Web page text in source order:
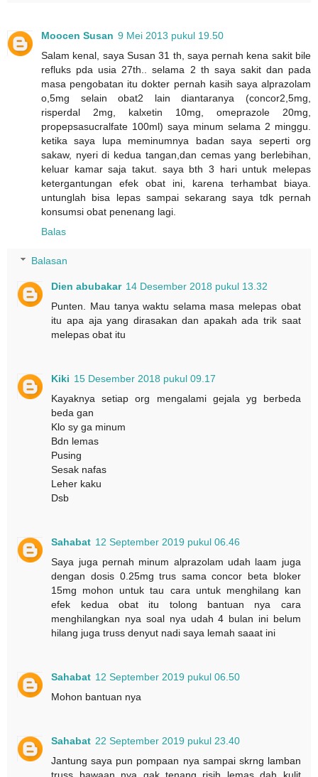
Moocen Susan 9 Mei 2013 pukul 19.50
Salam kenal, saya Susan 31 th, saya pernah kena sakit bile
refluks pda usia 27th.. selama 2 th saya sakit dan pada
masa pengobatan itu dokter pernah kasih saya alprazolam
o,5mg selain obat2 lain diantaranya (concor2,5mg,
risperdal 2mg, kalxetin 10mg, omeprazole 20mg,
propepsasucralfate 100ml) saya minum selama 2 minggu.
ketika saya lupa meminumnya badan saya seperti org
sakaw, nyeri di kedua tangan,dan cemas yang berlebihan,
keluar kamar saja takut. saya bth 3 hari untuk melepas
ketergantungan efek obat ini, karena terhambat biaya.
untunglah bisa lepas sampai sekarang saya tdk pernah
konsumsi obat penenang lagi.
Balas
Balasan
Dien abubakar 14 Desember 2018 pukul 13.32
Punten. Mau tanya waktu selama masa melepas obat
itu apa aja yang dirasakan dan apakah ada trik saat
melepas obat itu
Kiki 15 Desember 2018 pukul 09.17
Kayaknya setiap org mengalami gejala yg berbeda
beda gan
Klo sy ga minum
Bdn lemas
Pusing
Sesak nafas
Leher kaku
Dsb
Sahabat 12 September 2019 pukul 06.46
Saya juga pernah minum alprazolam udah laam juga
dengan dosis 0.25mg trus sama concor beta bloker
15mg mohon untuk tau cara untuk menghilang kan
efek kedua obat itu tolong bantuan nya cara
menghilangkan nya soal nya udah 4 bulan ini belum
hilang juga truss denyut nadi saya lemah saaat ini
Sahabat 12 September 2019 pukul 06.50
Mohon bantuan nya
Sahabat 22 September 2019 pukul 23.40
Jantung saya pun pompaan nya sampai skrng lamban